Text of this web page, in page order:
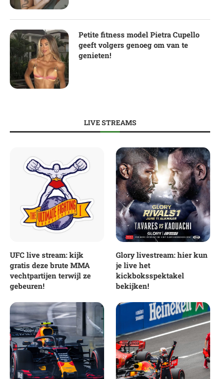
Petite fitness model Pietra Cupello
geeft volgers genoeg om van te
genieten!
LIVE STREAMS
UFC live stream: kijk
gratis deze brute MMA
vechtpartijen terwijl ze
gebeuren!
Glory livestream: hier kun
je live het
kickboksspektakel
bekijken!